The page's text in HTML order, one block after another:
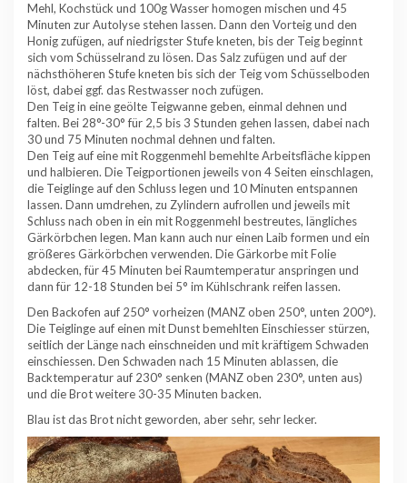
Mehl, Kochstück und 100g Wasser homogen mischen und 45
Minuten zur Autolyse stehen lassen. Dann den Vorteig und den
Honig zufügen, auf niedrigster Stufe kneten, bis der Teig beginnt
sich vom Schüsselrand zu lösen. Das Salz zufügen und auf der
nächsthöheren Stufe kneten bis sich der Teig vom Schüsselboden
löst, dabei ggf. das Restwasser noch zufügen.
Den Teig in eine geölte Teigwanne geben, einmal dehnen und
falten. Bei 28°-30° für 2,5 bis 3 Stunden gehen lassen, dabei nach
30 und 75 Minuten nochmal dehnen und falten.
Den Teig auf eine mit Roggenmehl bemehlte Arbeitsfläche kippen
und halbieren. Die Teigportionen jeweils von 4 Seiten einschlagen,
die Teiglinge auf den Schluss legen und 10 Minuten entspannen
lassen. Dann umdrehen, zu Zylindern aufrollen und jeweils mit
Schluss nach oben in ein mit Roggenmehl bestreutes, längliches
Gärkörbchen legen. Man kann auch nur einen Laib formen und ein
größeres Gärkörbchen verwenden. Die Gärkorbe mit Folie
abdecken, für 45 Minuten bei Raumtemperatur anspringen und
dann für 12-18 Stunden bei 5° im Kühlschrank reifen lassen.
Den Backofen auf 250° vorheizen (MANZ oben 250°, unten 200°).
Die Teiglinge auf einen mit Dunst bemehlten Einschiesser stürzen,
seitlich der Länge nach einschneiden und mit kräftigem Schwaden
einschiessen. Den Schwaden nach 15 Minuten ablassen, die
Backtemperatur auf 230° senken (MANZ oben 230°, unten aus)
und die Brot weitere 30-35 Minuten backen.
Blau ist das Brot nicht geworden, aber sehr, sehr lecker.